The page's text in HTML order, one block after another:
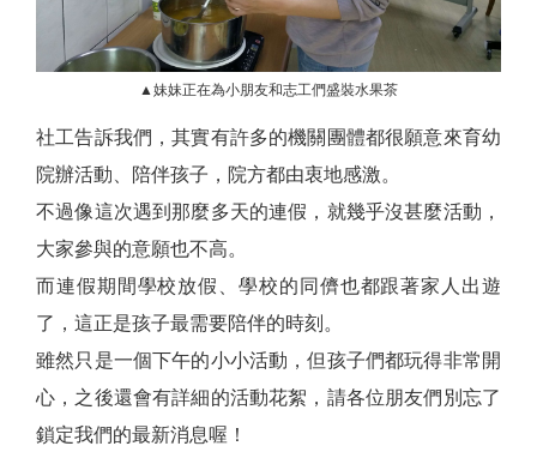
▲妹妹正在為小朋友和志工們盛裝水果茶
社工告訴我們，其實有許多的機關團體都很願意來育幼
院辦活動、陪伴孩子，院方都由衷地感激。
不過像這次遇到那麼多天的連假，就幾乎沒甚麼活動，
大家參與的意願也不高。
而連假期間學校放假、學校的同儕也都跟著家人出遊
了，這正是孩子最需要陪伴的時刻。
雖然只是一個下午的小小活動，但孩子們都玩得非常開
心，之後還會有詳細的活動花絮，請各位朋友們別忘了
鎖定我們的最新消息喔！